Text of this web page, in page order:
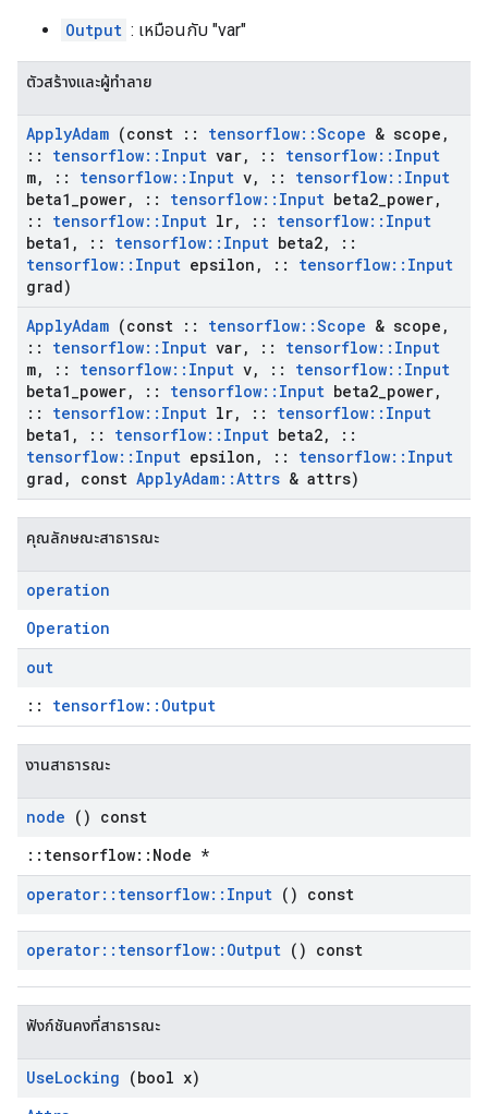
Output : เหมือนกับ "var"
ตัวสร้างและผู้ทำลาย
ApplyAdam (const :: tensorflow::Scope & scope ,
::
tensorflow:: Input var, :: tensorflow:: Input
m, :: tensorflow:: Input v, :: tensorflow:: Input
beta1 power, :: tensorflow:: Input beta2 power,
::
tensorflow:: Input lr, :: tensorflow:: Input
beta1 , :: tensorflow:: Input beta2,
::
tensorflow:: Input epsilon , :: tensorflow:: Input
grad)
ApplyAdam (const :: tensorflow::Scope & scope ,
::
tensorflow:: Input var, :: tensorflow:: Input
m, :: tensorflow:: Input v, :: tensorflow:: Input
beta1 power, :: tensorflow:: Input beta2 power,
::
tensorflow:: Input lr, :: tensorflow:: Input
beta1 , :: tensorflow:: Input beta2,
::
tensorflow:: Input epsilon , :: tensorflow:: Input
grad , const ApplyAdam::Attrs & attrs)
คุณลักษณะสาธารณะ
operation
Operation
out
:: tensorflow::Output
งานสาธารณะ
node () const
::tensorflow::Node *
operator:: tensorflow:: Input () const
operator:: tensorflow:: Output () const
ฟังก์ชันคงที่สาธารณะ
UseLocking (bool x)